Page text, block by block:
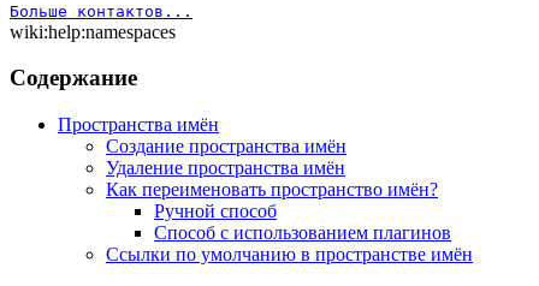
Больше контактов...
wiki:help:namespaces
Содержание
Пространства имён
Создание пространства имён
Удаление пространства имён
Как переименовать пространство имён?
Ручной способ
Способ с использованием плагинов
Ссылки по умолчанию в пространстве имён